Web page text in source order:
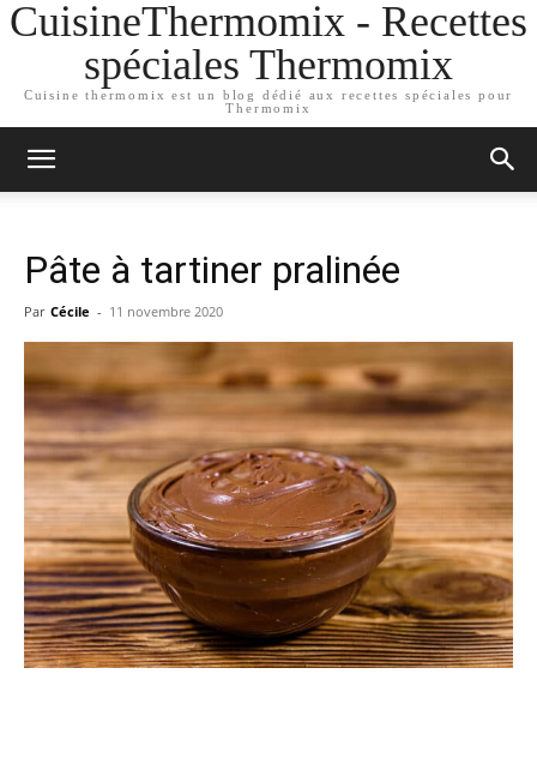
CuisineThermomix - Recettes
spéciales Thermomix
Cuisine thermomix est un blog dédié aux recettes spéciales pour
Thermomix
Pâte à tartiner pralinée
Par Cécile - 11 novembre 2020